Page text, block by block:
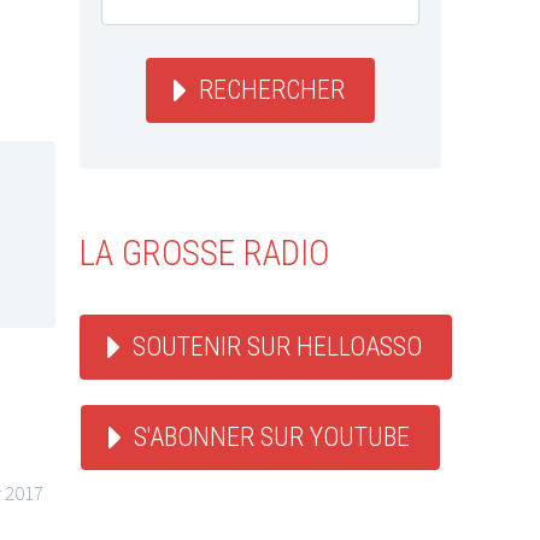
RECHERCHER
LA GROSSE RADIO
SOUTENIR SUR HELLOASSO
S'ABONNER SUR YOUTUBE